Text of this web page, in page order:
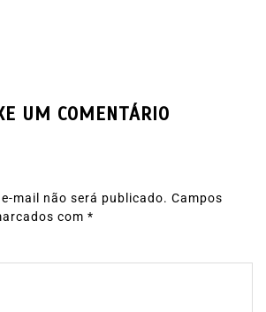
UM COMENTÁRIO
mail não será publicado. Campos
com *